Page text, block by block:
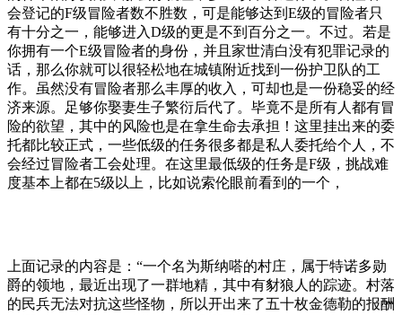
会登记的F级冒险者数不胜数，可是能够达到E级的冒险者只
有十分之一，能够进入D级的更是不到百分之一。不过。若是
你拥有一个E级冒险者的身份，并且家世清白没有犯罪记录的
话，那么你就可以很轻松地在城镇附近找到一份护卫队的工
作。虽然没有冒险者那么丰厚的收入，可却也是一份稳妥的经
济来源。足够你娶妻生子繁衍后代了。毕竟不是所有人都有冒
险的欲望，其中的风险也是在拿生命去承担！这里挂出来的委
托都比较正式，一些低级的任务很多都是私人委托给个人，不
会经过冒险者工会处理。在这里最低级的任务是F级，挑战难
度基本上都在5级以上，比如说索伦眼前看到的一个，
上面记录的内容是：“一个名为斯纳嗒的村庄，属于特诺多勋
爵的领地，最近出现了一群地精，其中有豺狼人的踪迹。村落
的民兵无法对抗这些怪物，所以开出来了五十枚金德勒的报酬